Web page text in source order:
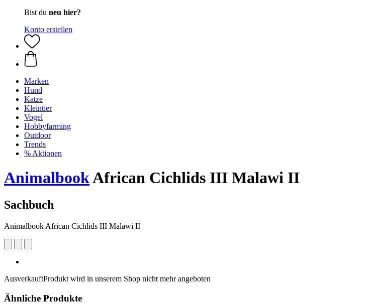
Bist du neu hier?
Konto erstellen
Marken
Hund
Katze
Kleintier
Vogel
Hobbyfarming
Outdoor
Trends
% Aktionen
AnimalbookAfrican Cichlids III Malawi II
Sachbuch
Animalbook African Cichlids III Malawi II
AusverkauftProdukt wird in unserem Shop nicht mehr angeboten
Ähnliche Produkte